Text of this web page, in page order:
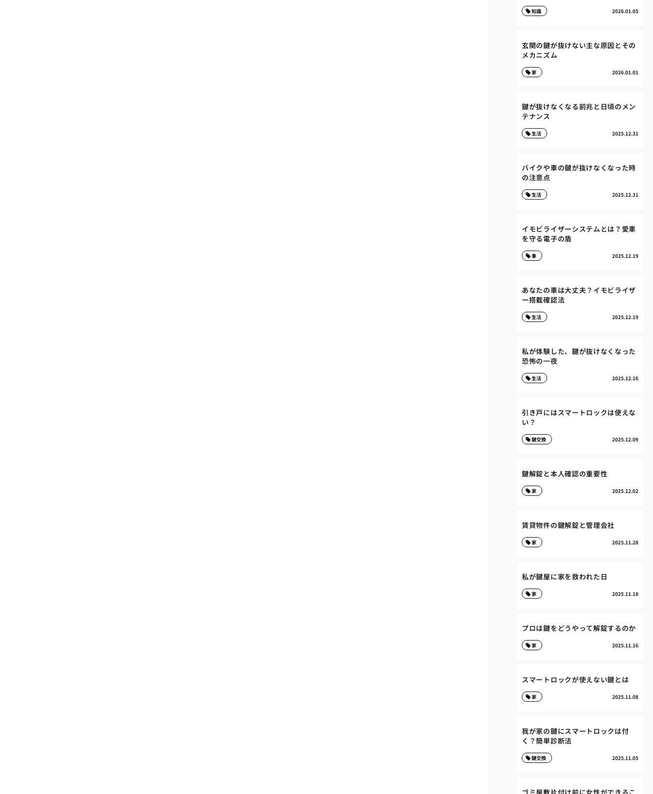
2026.01.05
知識
玄関の鍵が抜けない主な原因とその
メカニズム
2026.01.01
家
鍵が抜けなくなる前兆と日頃のメン
テナンス
2025.12.31
生活
バイクや車の鍵が抜けなくなった時
の注意点
2025.12.31
生活
イモビライザーシステムとは？愛車
を守る電子の盾
2025.12.19
車
あなたの車は大丈夫？イモビライザ
ー搭載確認法
2025.12.19
生活
私が体験した、鍵が抜けなくなった
恐怖の一夜
2025.12.16
生活
引き戸にはスマートロックは使えな
い？
2025.12.09
鍵交換
鍵解錠と本人確認の重要性
2025.12.02
家
賃貸物件の鍵解錠と管理会社
2025.11.28
家
私が鍵屋に家を救われた日
2025.11.18
家
プロは鍵をどうやって解錠するのか
2025.11.16
家
スマートロックが使えない鍵とは
2025.11.08
家
我が家の鍵にスマートロックは付
く？簡単診断法
2025.11.05
鍵交換
ゴミ屋敷片付け前に女性ができるこ